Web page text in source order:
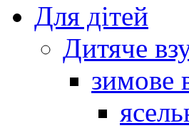
Для дітей
Дитяче
зимове